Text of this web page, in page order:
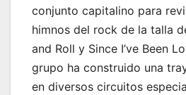
conjunto capitalino para
himnos del rock de la talla
and Roll y Since I’ve Been
grupo ha construido una
en diversos circuitos